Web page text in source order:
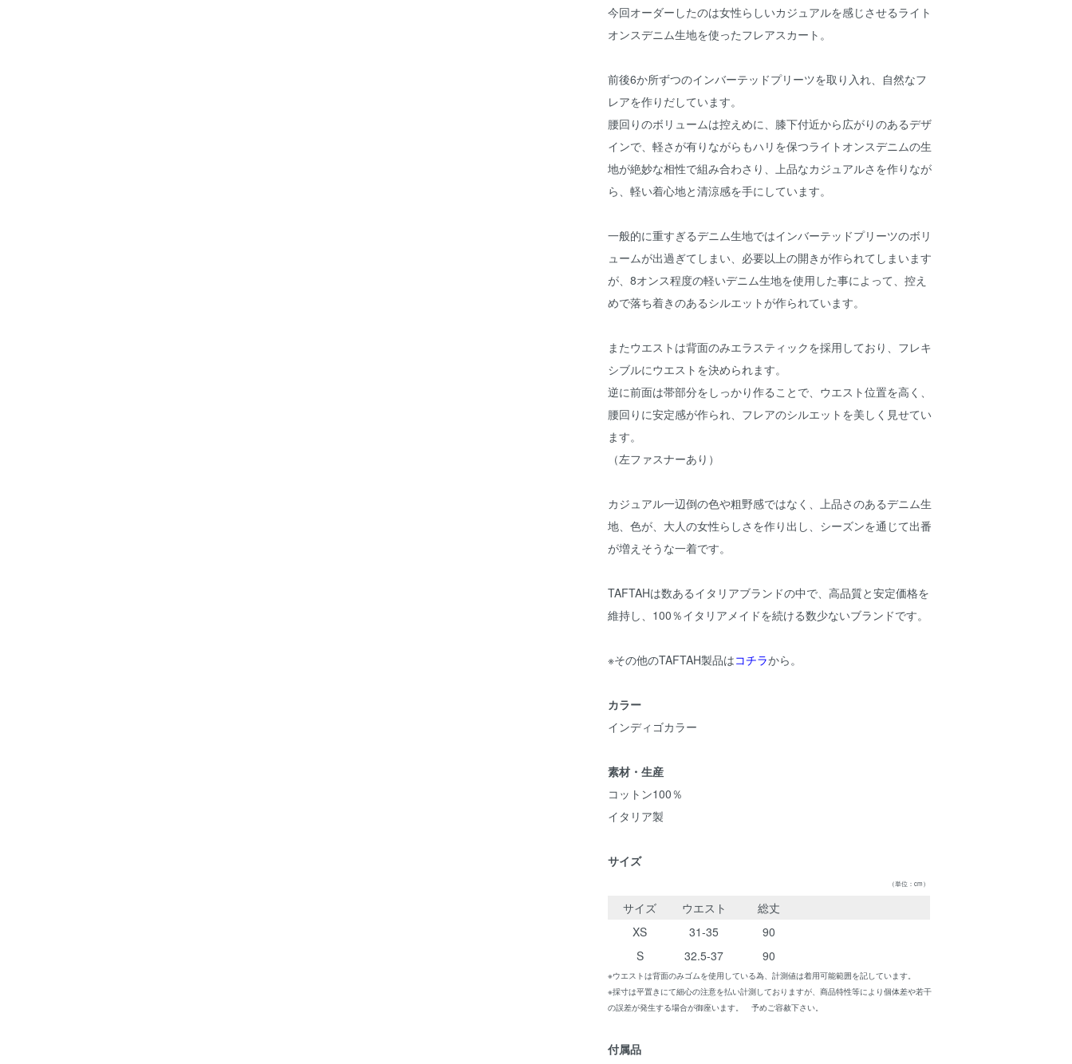
今回オーダーしたのは女性らしいカジュアルを感じさせるライト
オンスデニム生地を使ったフレアスカート。
前後6か所ずつのインバーテッドプリーツを取り入れ、自然なフ
レアを作りだしています。
腰回りのボリュームは控えめに、膝下付近から広がりのあるデザ
インで、軽さが有りながらもハリを保つライトオンスデニムの生
地が絶妙な相性で組み合わさり、上品なカジュアルさを作りなが
ら、軽い着心地と清涼感を手にしています。
一般的に重すぎるデニム生地ではインバーテッドプリーツのボリ
ュームが出過ぎてしまい、必要以上の開きが作られてしまいます
が、8オンス程度の軽いデニム生地を使用した事によって、控え
めで落ち着きのあるシルエットが作られています。
またウエストは背面のみエラスティックを採用しており、フレキ
シブルにウエストを決められます。
逆に前面は帯部分をしっかり作ることで、ウエスト位置を高く、
腰回りに安定感が作られ、フレアのシルエットを美しく見せてい
ます。
（左ファスナーあり）
カジュアル一辺倒の色や粗野感ではなく、上品さのあるデニム生
地、色が、大人の女性らしさを作り出し、シーズンを通じて出番
が増えそうな一着です。
TAFTAHは数あるイタリアブランドの中で、高品質と安定価格を
維持し、100％イタリアメイドを続ける数少ないブランドです。
※その他のTAFTAH製品はコチラから。
カラー
インディゴカラー
素材・生産
コットン100％
イタリア製
サイズ
（単位：cm）
サイズ ウエスト
総丈
XS
31-35
90
S
32.5-37 90
※ウエストは背面のみゴムを使用している為、計測値は着用可能範囲を記しています。
※採寸は平置きにて細心の注意を払い計測しておりますが、商品特性等により個体差や若干
の誤差が発生する場合が御座います。 予めご容赦下さい。
付属品